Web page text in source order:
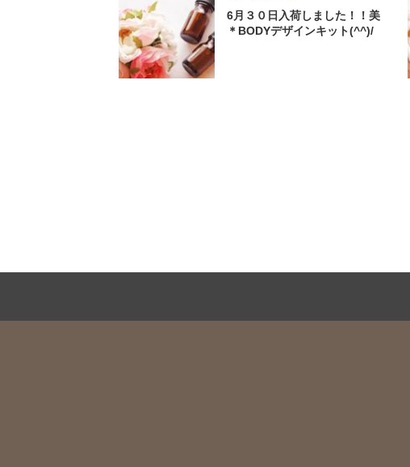
6月３０日入荷しました！！美
＊BODYデザインキット(^^)/